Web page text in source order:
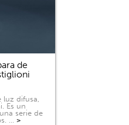
de
luz difusa,
Es un
serie de
… >